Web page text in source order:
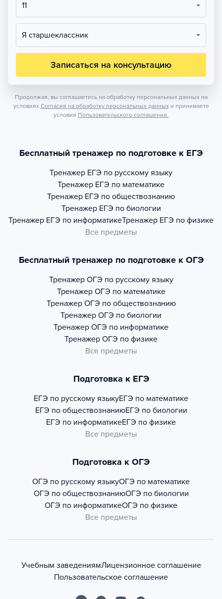
11
Я старшеклассник
Записаться на консультацию
Продолжая, вы соглашаетесь на обработку персональных данных на
условиях Согласия на обработку персональных данных и принимаете
условия Пользовательского соглашения.
Бесплатный тренажер по подготовке к ЕГЭ
Тренажер ЕГЭ по русскому языку
Тренажер ЕГЭ по математике
Тренажер ЕГЭ по обществознанию
Тренажер ЕГЭ по биологии
Тренажер ЕГЭ по информатикеТренажер ЕГЭ по физике
Все предметы
Бесплатный тренажер по подготовке к ОГЭ
Тренажер ОГЭ по русскому языку
Тренажер ОГЭ по математике
Тренажер ОГЭ по обществознанию
Тренажер ОГЭ по биологии
Тренажер ОГЭ по информатике
Тренажер ОГЭ по физике
Все предметы
Подготовка к ЕГЭ
ЕГЭ по русскому языкуЕГЭ по математике
ЕГЭ по обществознаниюЕГЭ по биологии
ЕГЭ по информатикеЕГЭ по физике
Все предметы
Подготовка к ОГЭ
ОГЭ по русскому языкуОГЭ по математике
ОГЭ по обществознаниюОГЭ по биологии
ОГЭ по информатикеОГЭ по физике
Все предметы
Учебным заведениямЛицензионное соглашение
Пользовательское соглашение